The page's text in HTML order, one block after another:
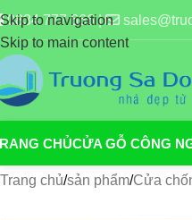
Skip to navigation
Skip to main content
0834 777 666 |
CHỦCỬA GỖ CÔNG
Trang chủ/sản phẩm/Cửa